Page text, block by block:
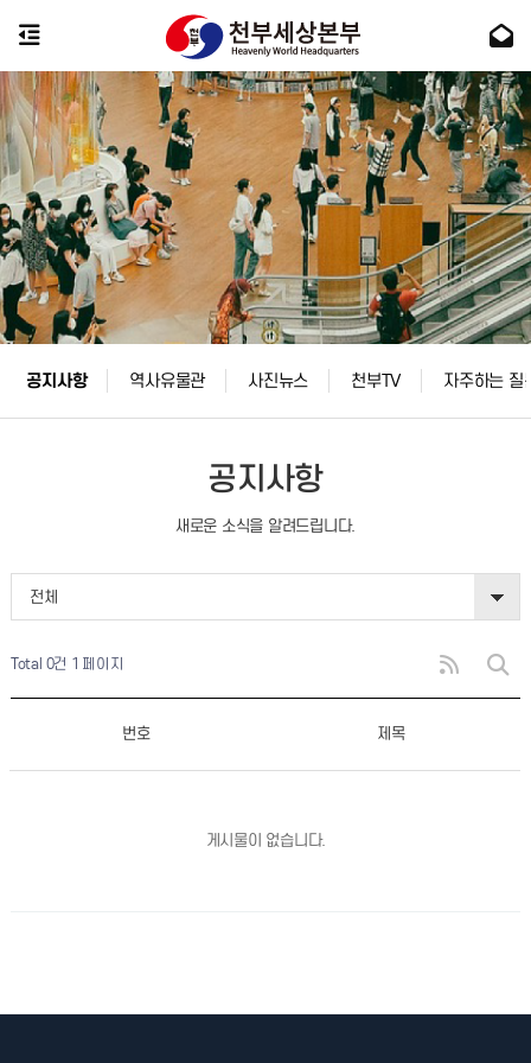
공지사항 역사유물관 사진뉴스 천부TV 자주하는 질
공지사항
새로운 소식을 알려드립니다.
전체
Total 0건 1 페이지
번호 제목
게시물이 없습니다.